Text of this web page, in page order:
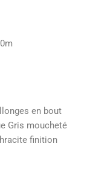
en bout
Gris moucheté
finition